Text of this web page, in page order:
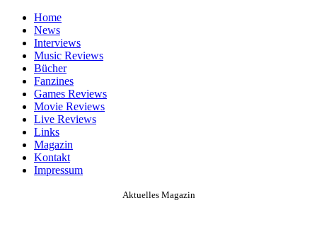
Home
News
Interviews
Music Reviews
Bücher
Fanzines
Games Reviews
Movie Reviews
Live Reviews
Links
Magazin
Kontakt
Impressum
Aktuelles Magazin